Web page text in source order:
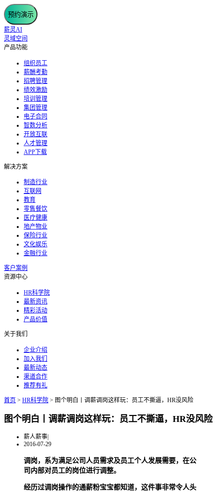
预约演示
薪灵AI
灵域空间
产品功能
组织员工
薪酬考勤
招聘管理
绩效激励
培训管理
集团管理
电子合同
智数分析
开放互联
人才管理
APP下载
解决方案
制造行业
互联网
教育
零售餐饮
医疗健康
地产物业
保险行业
文化娱乐
金融行业
客户案例
资源中心
HR科学院
最新资讯
精彩活动
产品价值
关于我们
企业介绍
加入我们
最新动态
渠道合作
推荐有礼
首页 > HR科学院 > 图个明白丨调薪调岗这样玩：员工不撕逼，HR没风险
图个明白丨调薪调岗这样玩：员工不撕逼，HR没风险
薪人薪事|
2016-07-29
调岗，系为满足公司人员需求及员工个人发展需要，在公
司内部对员工的岗位进行调整。
经历过调岗操作的通薪粉宝宝都知道，这件事非常令人头